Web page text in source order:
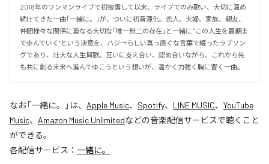
2018年のワンマンライブで初披露して以来、ライブでのみ歌い、大切に温め
続けてきた一曲「一緒に。」が、ついに初音源化。恋人、夫婦、家族、親友、
仲間――様々な関係に重なる大切な「唯一無二の存在」と一緒に “この人生を最期ま
で歩んでいく”という決意を、ハジ→らしい真っ直ぐな言葉で綴ったラブソン
グであり、壮大な人生賛歌。互いに支え合い、認め合いながら、これから先
も共に創る未来へ進んでゆこうという想いが、温かく力強く胸に響く一曲。
なお「一緒に。 」は、 Apple Music、 Spotify、 LINE MUSIC、 YouTube
Music、 Amazon Music Unlimitedなどの音楽配信サービスで聴くこと
ができる。
各配信サービス： 一緒に。